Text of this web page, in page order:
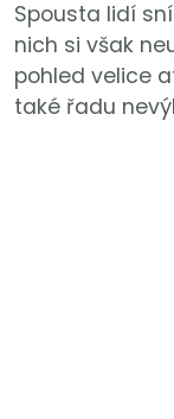
Spousta lidí
nich si však
pohled velice
také řadu